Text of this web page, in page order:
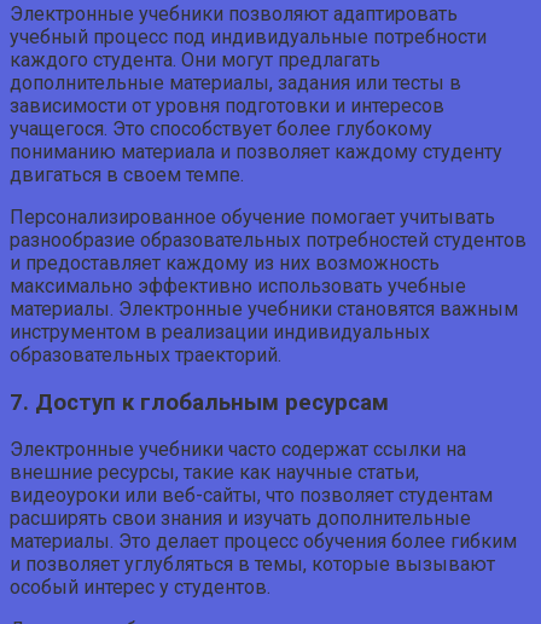
Электронные учебники позволяют адаптировать
учебный процесс под индивидуальные потребности
каждого студента. Они могут предлагать
дополнительные материалы, задания или тесты в
зависимости от уровня подготовки и интересов
учащегося. Это способствует более глубокому
пониманию материала и позволяет каждому студенту
двигаться в своем темпе.
Персонализированное обучение помогает учитывать
разнообразие образовательных потребностей студентов
и предоставляет каждому из них возможность
максимально эффективно использовать учебные
материалы. Электронные учебники становятся важным
инструментом в реализации индивидуальных
образовательных траекторий.
7. Доступ к глобальным ресурсам
Электронные учебники часто содержат ссылки на
внешние ресурсы, такие как научные статьи,
видеоуроки или веб-сайты, что позволяет студентам
расширять свои знания и изучать дополнительные
материалы. Это делает процесс обучения более гибким
и позволяет углубляться в темы, которые вызывают
особый интерес у студентов.